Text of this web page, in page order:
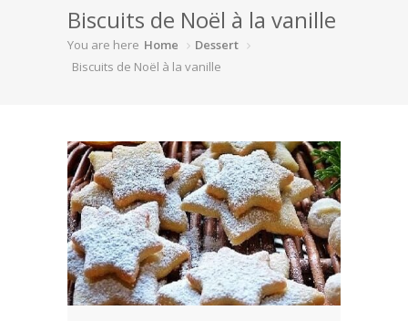
Convertisseur de mesure
Convertisseur cl en g
Actualité
À la une
Article
Aliments
Biscuits de Noël à la vanille
You are here Home
Dessert
Biscuits de Noël à la vanille